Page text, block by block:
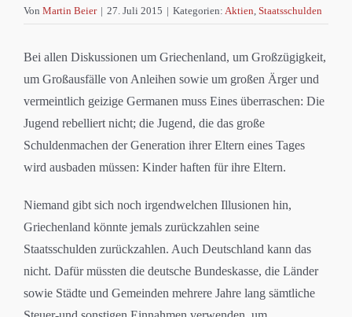
Von Martin Beier | 27. Juli 2015 | Kategorien: Aktien, Staatsschulden
Bei allen Diskussionen um Griechenland, um Großzügigkeit,
um Großausfälle von Anleihen sowie um großen Ärger und
vermeintlich geizige Germanen muss Eines überraschen: Die
Jugend rebelliert nicht; die Jugend, die das große
Schuldenmachen der Generation ihrer Eltern eines Tages
wird ausbaden müssen: Kinder haften für ihre Eltern.
Niemand gibt sich noch irgendwelchen Illusionen hin,
Griechenland könnte jemals zurückzahlen seine
Staatsschulden zurückzahlen. Auch Deutschland kann das
nicht. Dafür müssten die deutsche Bundeskasse, die Länder
sowie Städte und Gemeinden mehrere Jahre lang sämtliche